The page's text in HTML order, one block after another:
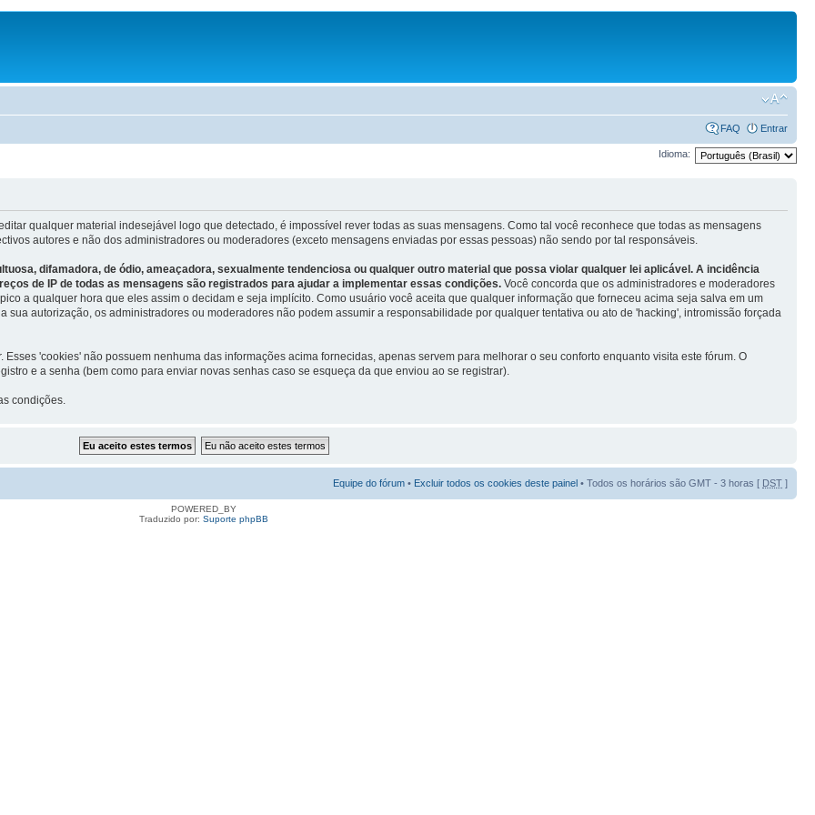
FAQ Entrar
Idioma:
qualquer material indesejável logo que detectado, é impossível rever todas as suas mensagens. Como tal você reconhece que todas as mensagens
autores e não dos administradores ou moderadores (exceto mensagens enviadas por essas pessoas) não sendo por tal responsáveis.
difamadora, de ódio, ameaçadora, sexualmente tendenciosa ou qualquer outro material que possa violar qualquer lei aplicável. A incidência
de IP de todas as mensagens são registrados para ajudar a implementar essas condições. Você concorda que os administradores e moderadores
a qualquer hora que eles assim o decidam e seja implícito. Como usuário você aceita que qualquer informação que forneceu acima seja salva em um
sua autorização, os administradores ou moderadores não podem assumir a responsabilidade por qualquer tentativa ou ato de 'hacking', intromissão forçada
'cookies' não possuem nenhuma das informações acima fornecidas, apenas servem para melhorar o seu conforto enquanto visita este fórum. O
e a senha (bem como para enviar novas senhas caso se esqueça da que enviou ao se registrar).
condições.
Equipe do fórum • Excluir todos os cookies deste painel • Todos os horários são GMT - 3 horas [ DST ]
POWERED_BY
Traduzido por: Suporte phpBB